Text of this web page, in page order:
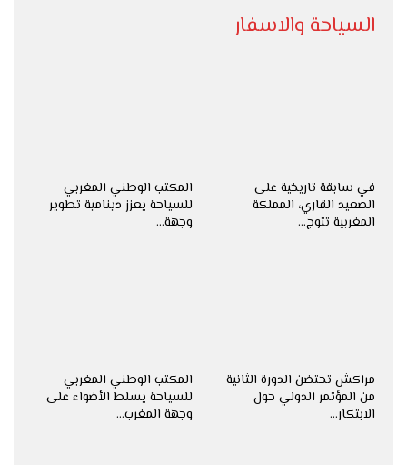
السياحة والاسفار
في سابقة تاريخية على
الصعيد القاري، المملكة
المغربية تتوج…
المكتب الوطني المغربي
للسياحة يعزز دينامية تطوير
وجهة…
مراكش تحتضن الدورة الثانية
من المؤتمر الدولي حول
الابتكار…
المكتب الوطني المغربي
للسياحة يسلط الأضواء على
وجهة المغرب…